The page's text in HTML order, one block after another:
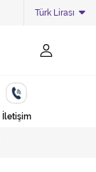
Türk Lirası
İletişim